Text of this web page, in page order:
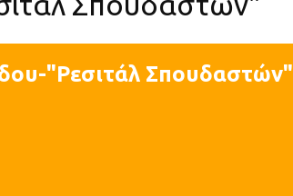
"Ρεσιτάλ Σπουδαστών"